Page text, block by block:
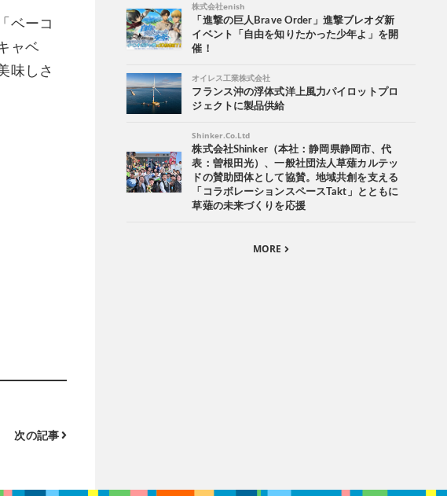
ベーコ
ャベ
味しさ
次の記事
株式会社enish
「進撃の巨人Brave Order」進撃ブレオダ新
イベント「自由を知りたかった少年よ」を開
催！
オイレス工業株式会社
フランス沖の浮体式洋上風力パイロットプロ
ジェクトに製品供給
Shinker.Co.Ltd
株式会社Shinker（本社：静岡県静岡市、代
表：曽根田光）、一般社団法人草薙カルテッ
ドの賛助団体として協賛。地域共創を支える
「コラボレーションスペースTakt」とともに
草薙の未来づくりを応援
MORE